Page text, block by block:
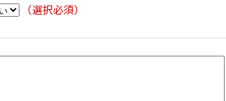
（選択必須）